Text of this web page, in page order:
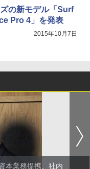
の新モデル「Surf
Pro 4」を発表
2015年10月7日
本業務提携、社内